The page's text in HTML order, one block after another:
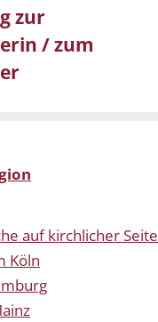
zur
/ zum
auf kirchlicher Seite
Köln